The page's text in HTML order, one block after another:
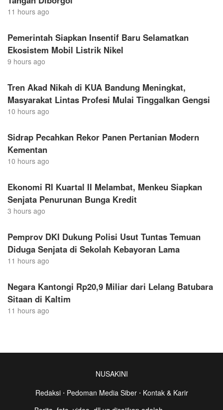
11 hours ago
Pemerintah Siapkan Insentif Baru Selamatkan
Ekosistem Mobil Listrik Nikel
9 hours ago
Tren Akad Nikah di KUA Bandung Meningkat,
Masyarakat Lintas Profesi Mulai Tinggalkan Gengsi
10 hours ago
Sidrap Pecahkan Rekor Panen Pertanian Modern
Kementan
10 hours ago
Ekonomi RI Kuartal II Melambat, Menkeu Siapkan
Senjata Penurunan Bunga Kredit
3 hours ago
Pemprov DKI Dukung Polisi Usut Tuntas Temuan
Diduga Senjata di Sekolah Kebayoran Lama
11 hours ago
Negara Kantongi Rp20,9 Miliar dari Lelang Batubara
Sitaan di Kaltim
11 hours ago
NUSAKINI
Redaksi⋅ Pedoman Media Siber⋅ Kontak & Karir